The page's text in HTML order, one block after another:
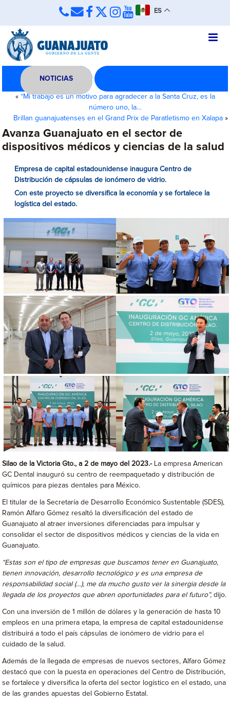
ES
NOTICIAS
« “Mi trabajo es un motivo para agradecer a la Santa Cruz, es la
número uno, la…
Brillan guanajuatenses en el Grand Prix de Paratletismo en Xalapa»
Avanza Guanajuato en el sector de
dispositivos médicos y ciencias de la salud
Empresa de capital estadounidense inaugura Centro de
Distribución de cápsulas de ionómero de vidrio.
Con este proyecto se diversifica la economía y se fortalece la
logística del estado.
Silao de la Victoria Gto., a 2 de mayo del 2023.-La empresa American
GC Dental inauguró su centro de reempaquetado y distribución de
químicos para piezas dentales para México.
El titular de la Secretaría de Desarrollo Económico Sustentable (SDES),
Ramón Alfaro Gómez resaltó la diversificación del estado de
Guanajuato al atraer inversiones diferenciadas para impulsar y
consolidar el sector de dispositivos médicos y ciencias de la vida en
Guanajuato.
“Estas son el tipo de empresas que buscamos tener en Guanajuato,
tienen innovación, desarrollo tecnológico y es una empresa de
responsabilidad social (…), me da mucho gusto ver la sinergia desde la
llegada de los proyectos que abren oportunidades para el futuro”,dijo.
Con una inversión de 1 millón de dólares y la generación de hasta 10
empleos en una primera etapa, la empresa de capital estadounidense
distribuirá a todo el país cápsulas de ionómero de vidrio para el
cuidado de la salud.
Además de la llegada de empresas de nuevos sectores, Alfaro Gómez
destacó que con la puesta en operaciones del Centro de Distribución,
se fortalece y diversifica la oferta del sector logístico en el estado, una
de las grandes apuestas del Gobierno Estatal.